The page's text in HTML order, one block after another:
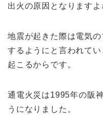
出火の原因となりますよ
地震が起きた際は電気
するようにと言われて
起こるからです。
通電火災は1995年の阪
うになりました。